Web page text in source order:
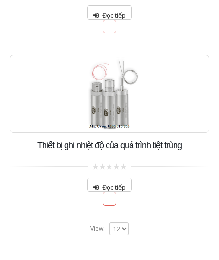
0
of
Đọc tiếp
Thiết bị ghi nhiệt độ của quá trình tiệt trùng
0
of
Đọc tiếp
View: